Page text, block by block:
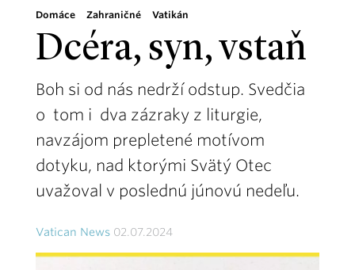
Domáce Zahraničné Vatikán
Dcéra, syn, vstaň
Boh si od nás nedrží odstup. Svedčia
o tom i dva zázraky z liturgie,
navzájom prepletené motívom
dotyku, nad ktorými Svätý Otec
uvažoval v poslednú júnovú nedeľu.
Vatican News 02.07.2024